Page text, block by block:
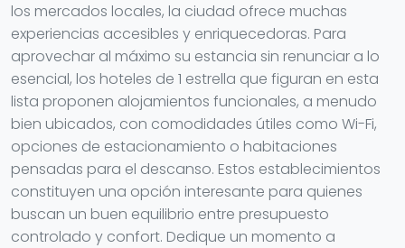
los mercados locales, la ciudad ofrece muchas
experiencias accesibles y enriquecedoras. Para
aprovechar al máximo su estancia sin renunciar a lo
esencial, los hoteles de 1 estrella que figuran en esta
lista proponen alojamientos funcionales, a menudo
bien ubicados, con comodidades útiles como Wi-Fi,
opciones de estacionamiento o habitaciones
pensadas para el descanso. Estos establecimientos
constituyen una opción interesante para quienes
buscan un buen equilibrio entre presupuesto
controlado y confort. Dedique un momento a